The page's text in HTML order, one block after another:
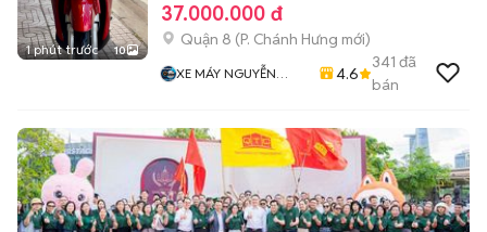
1 phút trước 10
37.000.000 đ
Quận 8 (P. Chánh Hưng mới)
XE MÁY NGUYỄN
4.6
341 đã
bán